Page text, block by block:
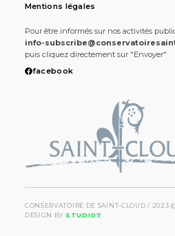
Mentions légales
Pour être informés sur nos activités
info-
puis cliquez directement sur "Envoyer"
facebook
CONSERVATOIRE DE SAINT-CLOUD / 2023
DESIGN BY STUDIO7